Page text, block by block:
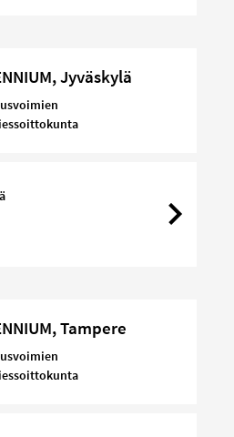
Jyväskylä
Tampere